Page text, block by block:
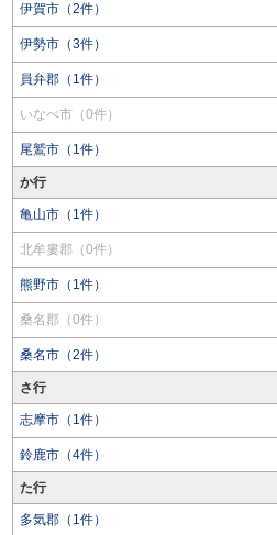
伊賀市（2件）
伊勢市（3件）
員弁郡（1件）
いなべ市（0件）
尾鷲市（1件）
か行
亀山市（1件）
北牟婁郡（0件）
熊野市（1件）
桑名郡（0件）
桑名市（2件）
さ行
志摩市（1件）
鈴鹿市（4件）
た行
多気郡（1件）